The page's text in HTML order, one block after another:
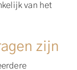
van het
zijn